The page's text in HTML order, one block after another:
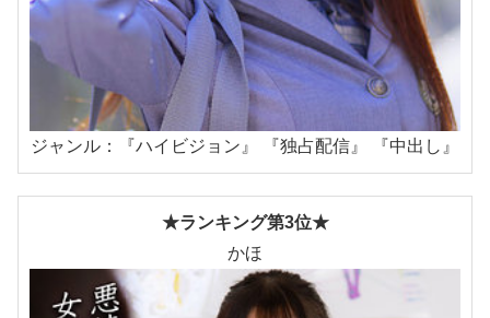
ジャンル：『ハイビジョン』 『独占配信』 『中出し』
★ランキング第3位★
かほ